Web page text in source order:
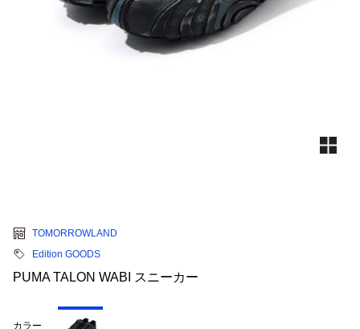
TOMORROWLAND
Edition GOODS
PUMA TALON WABI スニーカー
カラー